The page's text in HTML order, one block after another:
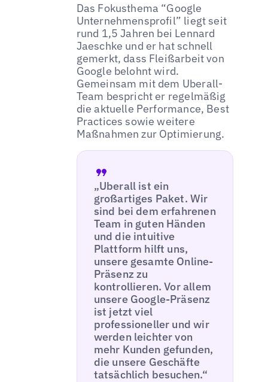
Das Fokusthema “Google
Unternehmensprofil” liegt seit
rund 1,5 Jahren bei Lennard
Jaeschke und er hat schnell
gemerkt, dass Fleißarbeit von
Google belohnt wird.
Gemeinsam mit dem Uberall-
Team bespricht er regelmäßig
die aktuelle Performance, Best
Practices sowie weitere
Maßnahmen zur Optimierung.
„Uberall ist ein
großartiges Paket. Wir
sind bei dem erfahrenen
Team in guten Händen
und die intuitive
Plattform hilft uns,
unsere gesamte Online-
Präsenz zu
kontrollieren. Vor allem
unsere Google-Präsenz
ist jetzt viel
professioneller und wir
werden leichter von
mehr Kunden gefunden,
die unsere Geschäfte
tatsächlich besuchen.“